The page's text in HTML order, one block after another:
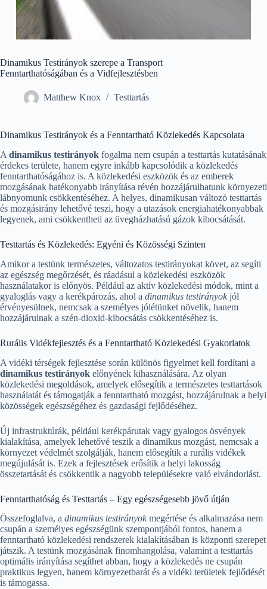
Dinamikus Testirányok szerepe a Transport
Fenntarthatóságában és a Vidfejlesztésben
Matthew Knox Testtartás
Dinamikus Testirányok és a Fenntartható Közlekedés Kapcsolata
A dinamikus testirányok fogalma nem csupán a testtartás kutatásának
érdekes területe, hanem egyre inkább kapcsolódik a közlekedés
fenntarthatóságához is. A közlekedési eszközök és az emberek
mozgásának hatékonyabb irányítása révén hozzájárulhatunk környezeti
lábnyomunk csökkentéséhez. A helyes, dinamikusan változó testtartás
és mozgásirány lehetővé teszi, hogy a utazások energiahatékonyabbak
legyenek, ami csökkentheti az üvegházhatású gázok kibocsátását.
Testtartás és Közlekedés: Egyéni és Közösségi Szinten
Amikor a testünk természetes, változatos testirányokat követ, az segíti
az egészség megőrzését, és ráadásul a közlekedési eszközök
használatakor is előnyös. Például az aktív közlekedési módok, mint a
gyaloglás vagy a kerékpározás, ahol a dinamikus testirányok jól
érvényesülnek, nemcsak a személyes jólétünket növelik, hanem
hozzájárulnak a szén-dioxid-kibocsátás csökkentéséhez is.
Rurális Vidékfejlesztés és a Fenntartható Közlekedési Gyakorlatok
A vidéki térségek fejlesztése során különös figyelmet kell fordítani a
dinamikus testirányok előnyének kihasználására. Az olyan
közlekedési megoldások, amelyek elősegítik a természetes testtartások
használatát és támogatják a fenntartható mozgást, hozzájárulnak a helyi
közösségek egészségéhez és gazdasági fejlődéséhez.
Új infrastruktúrák, például kerékpárutak vagy gyalogos ösvények
kialakítása, amelyek lehetővé teszik a dinamikus mozgást, nemcsak a
környezet védelmét szolgálják, hanem elősegítik a rurális vidékek
megújulását is. Ezek a fejlesztések erősítik a helyi lakosság
összetartását és csökkentik a nagyobb településekre való elvándorlást.
Fenntarthatóság és Testtartás – Egy egészségesebb jövő útján
Összefoglalva, a dinamikus testirányok megértése és alkalmazása nem
csupán a személyes egészségünk szempontjából fontos, hanem a
fenntartható közlekedési rendszerek kialakításában is központi szerepet
játszik. A testünk mozgásának finomhangolása, valamint a testtartás
optimális irányítása segíthet abban, hogy a közlekedés ne csupán
praktikus legyen, hanem környezetbarát és a vidéki területek fejlődését
is támogassa.